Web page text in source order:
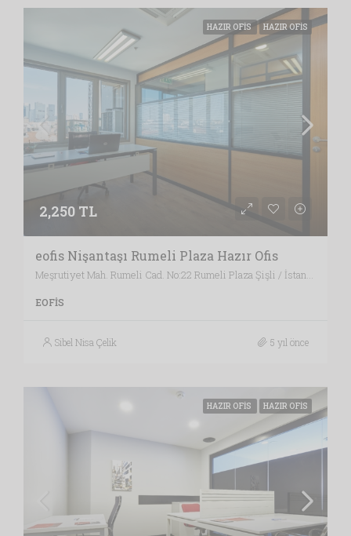
HAZIR OFIS HAZIR OFIS
2,250 TL
eofis Nişantaşı Rumeli Plaza Hazır Ofis
Meşrutiyet Mah. Rumeli Cad. No:22 Rumeli Plaza Şişli / İstanbul , Vergi Dairesi: MECİDİYEKÖY VERGİ DAİRESİ, İstanbul
EOFIS
Sibel Nisa Çelik 5 yıl önce
HAZIR OFIS HAZIR OFIS